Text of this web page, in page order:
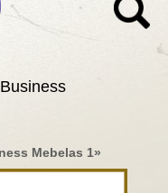
Mebelas 1»